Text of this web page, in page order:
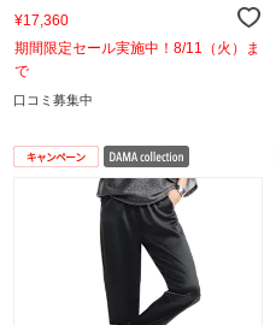
¥17,360
期間限定セール実施中！8/11（火）ま
で
口コミ募集中